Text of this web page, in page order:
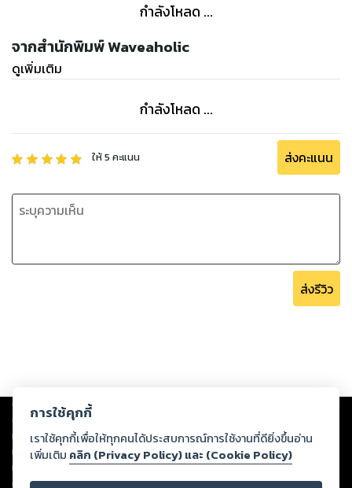
‒ จุดอ่อนของทฤษฎีที่มีอายุเกือบ 100 ปี และการ Upgrade
เงื่อนไขการนับคลื่นเพื่อปิดจุดอ่อนนั้น
‒ แกนเวลาที่ทฤษฎีดั้งเดิมไม่เคยพูดถึง
‒ ตัวอย่างโครงสร้างราคาแบบต่างๆ
‒ ตัวอย่างการวางแผนการเทรด
‒ ทริค และ เทคนิคสอดแทรกอยู่ในทุกบท
พิเศษ ซื้อ Edition แรก รับสิทธิ์อัพเดทเนื้อหา"ฟรี"ตลอดชีพ
*จะอัพเกรดเนื้อหาอย่างน้อย 1 ครั้งและจะปรับราคาขึ้นหลังจาก
อัพเดท
กำลังโหลด ...
จากสำนักพิมพ์ Waveaholic
ดูเพิ่มเติม
กำลังโหลด ...
ให้5 คะแนน ส่งคะแนน
ส่งรีวิว
Copyright © 2026
ต่อผลงานหรือเนื้อหาใดที่อัปโหลดผ่านเว็บไซต์และปรากฏว่าละเมิดสิทธิใน
ทรัพย์สินทางปัญญาของบุคคลอื่นหรือขัดต่อกฎหมายและศีลธรรม ดังนั้น ผู้อ่าน
ทุกท่านโปรดใช้วิจารณญาณในการกลั่นกรองด้วยตนเอง และหากท่านพบว่าส่วน
หนึ่งส่วนใดขัดต่อกฎหมายและศีลธรรม กรุณาแจ้งมายังบริษัท เพื่อทีมงานจะได้
ดำเนินการในทันที ทั้งนี้ ทางสตอรี่ล็อกขอสงวนลิขสิทธิ์ตามพระราชบัญญัติ
การใช้คุกกี้
เราใช้คุกกี้เพื่อให้ทุกคนได้ประสบการณ์การใช้งานที่ดียิ่งขึ้นอ่าน
เพิ่มเติม คลิก (Privacy Policy) และ (Cookie Policy)